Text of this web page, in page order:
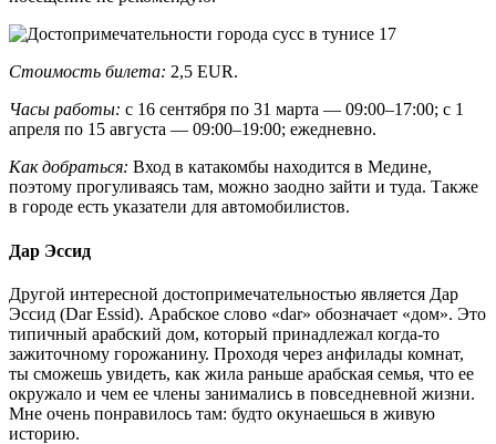
Стоимость билета: 2,5 EUR.
Часы работы: с 16 сентября по 31 марта — 09:00–17:00; с 1
апреля по 15 августа — 09:00–19:00; ежедневно.
Как добраться: Вход в катакомбы находится в Медине,
поэтому прогуливаясь там, можно заодно зайти и туда. Также
в городе есть указатели для автомобилистов.
Дар Эссид
Другой интересной достопримечательностью является Дар
Эссид (Dar Essid). Арабское слово «dar» обозначает «дом». Это
типичный арабский дом, который принадлежал когда-то
зажиточному горожанину. Проходя через анфилады комнат,
ты сможешь увидеть, как жила раньше арабская семья, что ее
окружало и чем ее члены занимались в повседневной жизни.
Мне очень понравилось там: будто окунаешься в живую
историю.